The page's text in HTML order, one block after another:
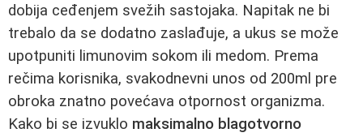
dobija ceđenjem svežih sastojaka. Napitak ne bi
trebalo da se dodatno zaslađuje, a ukus se može
upotpuniti limunovim sokom ili medom. Prema
rečima korisnika, svakodnevni unos od 200ml pre
obroka znatno povećava otpornost organizma.
Kako bi se izvuklo maksimalno blagotvorno